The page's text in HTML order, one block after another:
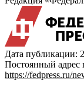
Дата публикации:
Постоянный адрес
https://fedpress.ru/